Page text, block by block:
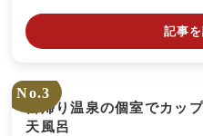
記事
No.3
日帰り温泉の個室でカッ
天風呂